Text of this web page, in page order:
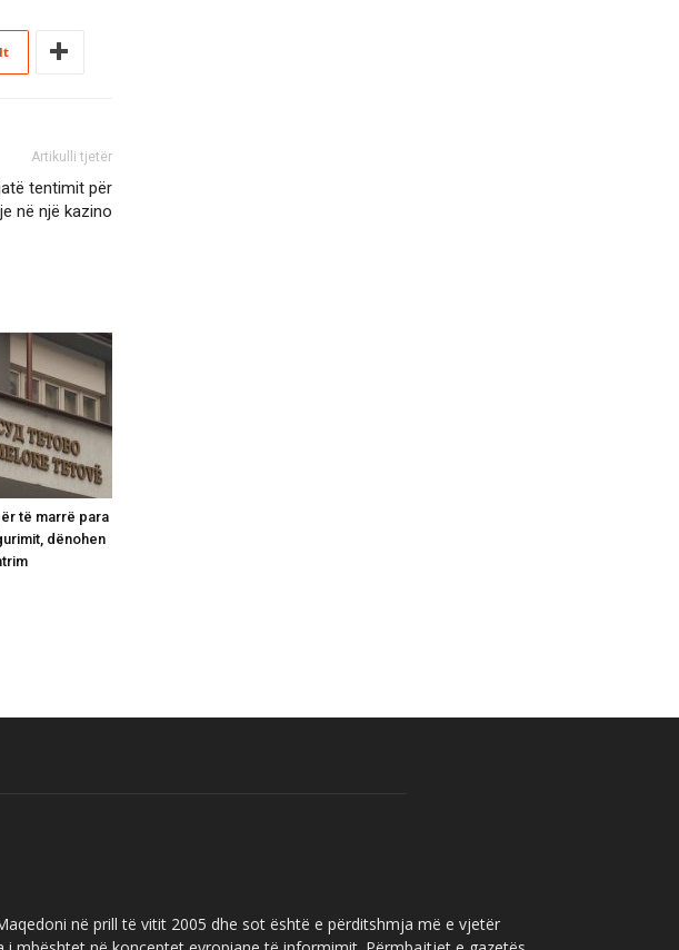
Artikulli tjetër
tentimit për
në një kazino
të marrë para
dënohen
në prill të vitit 2005 dhe sot është e përditshmja më e vjetër